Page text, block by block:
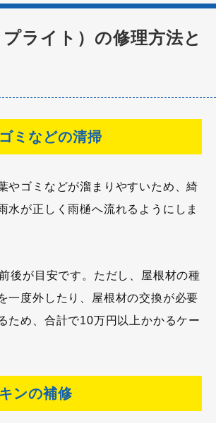
ライト）の修理方法と
ミなどの清掃
やゴミなどが溜まりやすいため、綺
水が正しく雨樋へ流れるようにしま
後が目安です。ただし、屋根材の種
一度外したり、屋根材の交換が必要
ため、合計で10万円以上かかるケー
ンの補修